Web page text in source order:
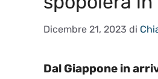
Dicembre 21, 2023 di
Dal Giappone in